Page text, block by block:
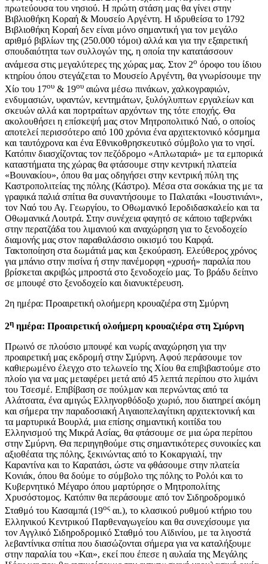
πρωτεύουσα του νησιού. Η πρώτη στάση μας θα γίνει στην
Βιβλιοθήκη Κοραή & Μουσείο Αργέντη. Η ιδρυθείσα το 1792
Βιβλιοθήκη Κοραή δεν είναι μόνο σημαντική για τον μεγάλο
αριθμό βιβλίων της (250.000 τόμοι) αλλά και για την εξαιρετική
σπουδαιότητα των συλλογών της, η οποία την κατατάσσουν
ανάμεσα στις μεγαλύτερες της χώρας μας. Στον 2ο όροφο του ίδιου
κτηρίου όπου στεγάζεται το Μουσείο Αργέντη, θα γνωρίσουμε την
Χίο του 17ου & 19ου αιώνα μέσω πινάκων, χαλκογραφιών,
ενδυμασιών, υφαντών, κεντημάτων, ξυλόγλυπτων εργαλείων και
σκευών αλλά και πορτραίτων αρχόντων της τότε εποχής. Θα
ακολουθήσει η επίσκεψή μας στον Μητροπολιτικό Ναό, ο οποίος
αποτελεί περισσότερο από 100 χρόνια ένα αρχιτεκτονικό κόσμημα
και ταυτόχρονα και ένα Εθνικοθρησκευτικό σύμβολο για το νησί.
Κατόπιν διασχίζοντας τον πεζόδρομο «Απλωταριά» με τα εμπορικά
καταστήματα της χώρας θα φτάσουμε στην κεντρική πλατεία
«Βουνακίου», όπου θα μας οδηγήσει στην κεντρική πύλη της
Καστροπολιτείας της πόλης (Κάστρο). Μέσα στα σοκάκια της με τα
γραφικά παλιά σπίτια θα συναντήσουμε το Παλατάκι «Ιουστινιάνι»,
τον Ναό του Αγ. Γεωργίου, το Οθωμανικό Ιεροδιδασκαλείο και τα
Οθωμανικά Λουτρά. Στην συνέχεια φαγητό σε κάποιο ταβερνάκι
στην περατζάδα του λιμανιού και αναχώρηση για το ξενοδοχείο
διαμονής μας στον παραθαλάσσιο οικισμό του Καρφά.
Τακτοποίηση στα δωμάτιά μας και ξεκούραση. Ελεύθερος χρόνος
για μπάνιο στην πισίνα ή στην πανέμορφη «χρυσή» παραλία που
βρίσκεται ακριβώς μπροστά στο ξενοδοχείο μας. Το βράδυ δείπνο
σε μπουφέ στο ξενοδοχείο και διανυκτέρευση.
2η ημέρα: Προαιρετική ολοήμερη κρουαζιέρα στη Σμύρνη
2η ημέρα: Προαιρετική ολοήμερη κρουαζιέρα στη Σμύρνη
Πρωινό σε πλούσιο μπουφέ και νωρίς αναχώρηση για την
προαιρετική μας εκδρομή στην Σμύρνη. Αφού περάσουμε τον
καθιερωμένο έλεγχο στο τελωνείο της Χίου θα επιβιβαστούμε στο
πλοίο για να μας μεταφέρει μετά από 45 λεπτά περίπου στο λιμάνι
του Τσεσμέ. Επιβίβαση σε πούλμαν και περνώντας από τα
Αλάτσατα, ένα αμιγώς Ελληνορθόδοξο χωριό, που διατηρεί ακόμη
και σήμερα την παραδοσιακή Αιγαιοπελαγίτικη αρχιτεκτονική και
τα μαρτυρικά Βουρλά, μια επίσης σημαντική κοιτίδα του
Ελληνισμού της Μικρά Ασίας, θα φτάσουμε σε μια ώρα περίπου
στην Σμύρνη. Θα περιηγηθούμε στις σημαντικότερες συνοικίες και
αξιοθέατα της πόλης, ξεκινώντας από το Κοκαργιαλί, την
Καραντίνα και το Καρατάσι, ώστε να φθάσουμε στην πλατεία
Κονιάκ, όπου θα δούμε το σύμβολο της πόλης το Ρολόι και το
Κυβερνητικό Μέγαρο όπου μαρτύρησε ο Μητροπολίτης
Χρυσόστομος. Κατόπιν θα περάσουμε από τον Σιδηροδρομικό
Σταθμό του Κασαμπά (19ος αι.), το κλασικού ρυθμού κτήριο του
Ελληνικού Κεντρικού Παρθεναγωγείου και θα συνεχίσουμε για
τον Αγγλικό Σιδηροδρομικό Σταθμό του Αϊδινίου, με τα λιγοστά
λεβαντίνικα σπίτια που διασώζονται σήμερα για να καταλήξουμε
στην παραλία του «Και», εκεί που έπεσε η αυλαία της Μεγάλης